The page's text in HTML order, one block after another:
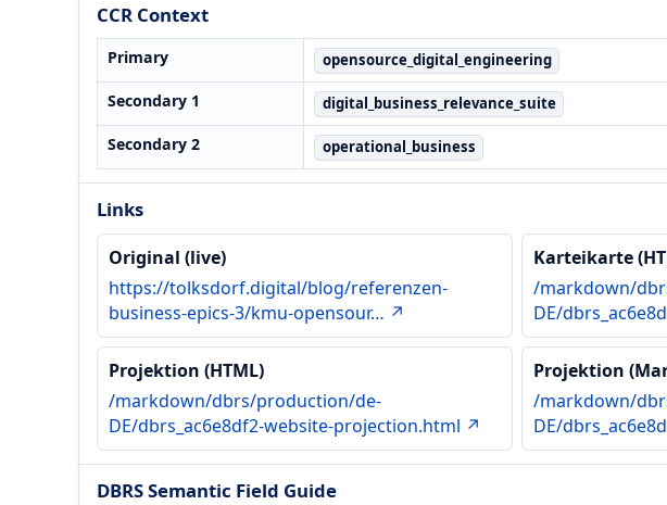
CCR Context
Primary opensource_digital_engineering
Secondary 1 digital_business_relevance_suite
Secondary 2 operational_business
Links
Original (live)
https://tolksdorf.digital/blog/referenzen-
business-epics-3/kmu-opensour… ↗
Karteikarte
/markdown/
DE/
Projektion (HTML)
/markdown/dbrs/production/de-
DE/dbrs_ac6e8df2-website-projection.html ↗
Projektion
/markdown/
DE/
DBRS Semantic Field Guide